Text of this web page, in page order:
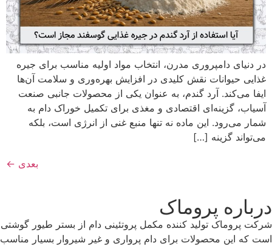
در دنیای دامپروری مدرن، انتخاب مواد اولیه مناسب برای جیره
غذایی حیوانات نقش کلیدی در افزایش بهره‌وری و سلامت آن‌ها
ایفا می‌کند. آرد گندم، به عنوان یکی از محصولات جانبی صنعت
آسیاب، گزینه‌ای اقتصادی و مغذی برای تکمیل خوراک دام به
شمار می‌رود. این ماده نه تنها منبع غنی از انرژی است، بلکه
می‌تواند گزینه […]
بعدی ←
درباره پروماک
شرکت پروماک تولید کننده مکمل پروتئینی دام از بستر طیور گوشتی
است که این محصولات برای دام پرواری و غیر شیروار بسیار مناسب